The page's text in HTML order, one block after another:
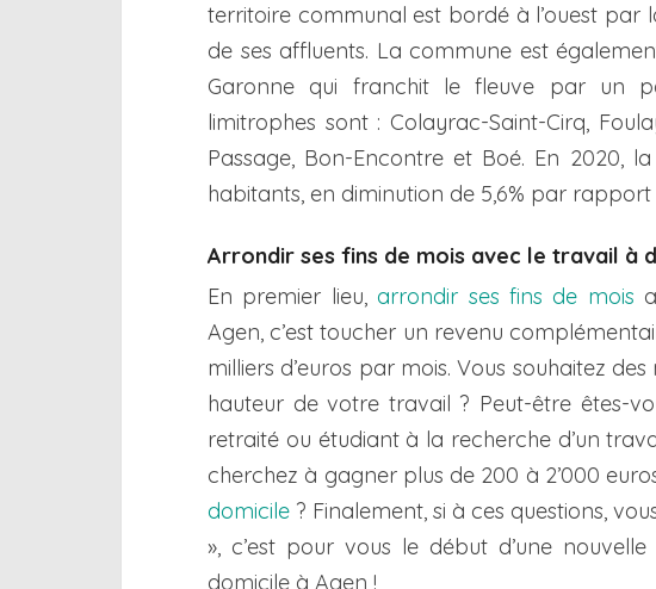
territoire communal est bordé à l’ouest par
de ses affluents. La commune est
Garonne qui franchit le fleuve par un
limitrophes sont : Colayrac-Saint-Cirq,
Passage, Bon-Encontre et Boé. En 2020,
habitants, en diminution de 5,6% par rapport
Arrondir ses fins de mois avec le travail à
En premier lieu, arrondir ses fins de mois
Agen, c’est toucher un revenu
milliers d’euros par mois. Vous souhaitez
hauteur de votre travail ? Peut-être êtes-
retraité ou étudiant à la recherche d’un
cherchez à gagner plus de 200 à 2’000
domicile ? Finalement, si à ces questions,
», c’est pour vous le début d’une
domicile à Agen !